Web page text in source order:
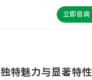
立即咨询
特魅力与显著特性